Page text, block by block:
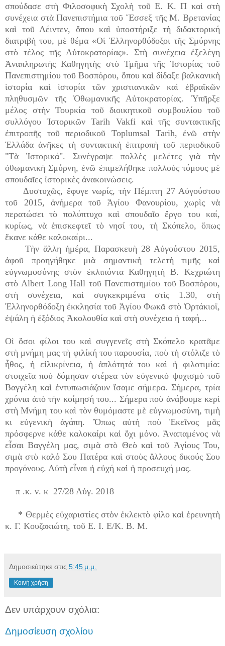
σπούδασε στὴ Φιλοσοφικὴ Σχολὴ τοῦ Ε. Κ. Π καὶ στὴ
συνέχεια στὰ Πανεπιστήμια τοῦ Ἔσσεξ τῆς Μ. Βρετανίας
καὶ τοῦ Λέιντεν, ὅπου καὶ ὑποστήριξε τὴ διδακτορική
διατριβὴ του, μὲ θέμα «Οἱ Ἑλληνορθόδοξοι τῆς Σμύρνης
στὸ τέλος τῆς Αὐτοκρατορίας». Στὴ συνέχεια ἐξελέγη
Ἀναπληρωτὴς Καθηγητὴς στὸ Τμῆμα τῆς Ἱστορίας τοῦ
Πανεπιστημίου τοῦ Βοσπόρου, ὅπου καὶ δίδαξε βαλκανικὴ
ἱστορία καὶ ἱστορία τῶν χριστιανικῶν καὶ ἑβραϊκῶν
πληθυσμῶν τῆς Ὀθωμανικῆς Αὐτοκρατορίας. Ὑπῆρξε
μέλος στὴν Τουρκία τοῦ διοικητικοῦ συμβουλίου τοῦ
συλλόγου Ἱστορικῶν Tarih Vakfi καὶ τῆς συντακτικῆς
ἐπιτροπῆς τοῦ περιοδικοῦ Toplumsal Tarih, ἐνῶ στὴν
Ἑλλάδα ἀνῆκες τὴ συντακτικὴ ἐπιτροπὴ τοῦ περιοδικοῦ
"Τὰ Ἱστορικά". Συνέγραψε πολλὲς μελέτες γιὰ τὴν
ὀθωμανικὴ Σμύρνη, ἐνῶ ἐπιμελήθηκε πολλοὺς τόμους μὲ
σπουδαῖες ἱστορικὲς ἀνακοινώσεις.
Δυστυχῶς, ἔφυγε νωρίς, τὴν Πέμπτη 27 Αὐγούστου
τοῦ 2015, ἀνήμερα τοῦ Ἁγίου Φανουρίου, χωρὶς νὰ
περατώσει τὸ πολύπτυχο καὶ σπουδαῖο ἔργο του καί,
κυρίως, νὰ ἐπισκεφτεῖ τὸ νησί του, τὴ Σκόπελο, ὅπως
ἔκανε κάθε καλοκαίρι...
Τὴν ἄλλη ἡμέρα, Παρασκευὴ 28 Αὐγούστου 2015,
ἀφοῦ προηγήθηκε μιὰ σημαντικὴ τελετὴ τιμῆς καὶ
εὐγνωμοσύνης στὸν ἐκλιπόντα Καθηγητὴ Β. Κεχριώτη
στὸ Albert Long Hall τοῦ Πανεπιστημίου τοῦ Βοσπόρου,
στὴ συνέχεια, καὶ συγκεκριμένα στὶς 1.30, στὴ
Ἑλληνορθόδοξη ἐκκλησία τοῦ Ἁγίου Φωκᾶ στὸ Ὀρτάκιοϊ,
ἐψάλη ἡ ἐξόδιος Ἀκολουθία καὶ στὴ συνέχεια ἡ ταφή...
Οἱ ὅσοι φίλοι του καὶ συγγενεῖς στὴ Σκόπελο κρατᾶμε
στὴ μνήμη μας τὴ φιλίκή του παρουσία, ποὺ τὴ στόλιζε τὸ
ἦθος, ἡ εἰλικρίνεια, ἡ ἁπλότητά του καὶ ἡ φιλοτιμία:
στοιχεῖα ποὺ δόμησαν στέρεα τὸν εὐγενικὸ ψυχισμὸ τοῦ
Βαγγέλη καὶ ἐντυπωσιάζουν ἴσαμε σήμερα. Σήμερα, τρία
χρόνια ἀπὸ τὴν κοίμησή του... Σήμερα ποὺ ἀνάβουμε κερὶ
στὴ Μνήμη του καὶ τὸν θυμόμαστε μὲ εὐγνωμοσύνη, τιμὴ
κι εὐγενικὴ ἀγάπη. Ὅπως αὐτὴ ποὺ Ἐκεῖνος μᾶς
πρόσφερνε κάθε καλοκαίρι καὶ ὄχι μόνο. Ἀναπαμένος νὰ
εἶσαι Βαγγέλη μας, σιμὰ στὸ Θεὸ καὶ τοῦ Ἁγίους Του,
σιμὰ στὸ καλό Σου Πατέρα καὶ στοὺς ἄλλους δικούς Σου
προγόνους. Αὐτὴ εἶναι ἡ εὐχή καὶ ἡ προσευχή μας.
π .κ. ν. κ 27/28 Αὐγ. 2018
* Θερμὲς εὐχαριστίες στὸν ἐκλεκτὸ φίλο καὶ ἐρευνητὴ
κ. Γ. Κουζακιώτη, τοῦ Ε. Ι. Ε/Κ. Β. Μ.
Δημοσιεύτηκε στις 5:45 μ.μ.
Κοινή χρήση
Δεν υπάρχουν σχόλια:
Δημοσίευση σχολίου